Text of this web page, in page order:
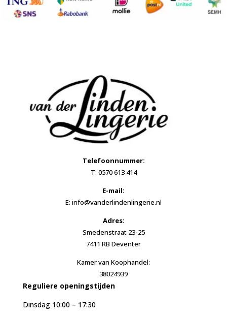
Telefoonnummer:
T: 0570 613 414
E-mail:
E: info@vanderlindenlingerie.nl
Adres:
Smedenstraat 23-25
7411 RB Deventer
Kamer van Koophandel:
38024939
Reguliere openingstijden
Dinsdag 10:00 – 17:30